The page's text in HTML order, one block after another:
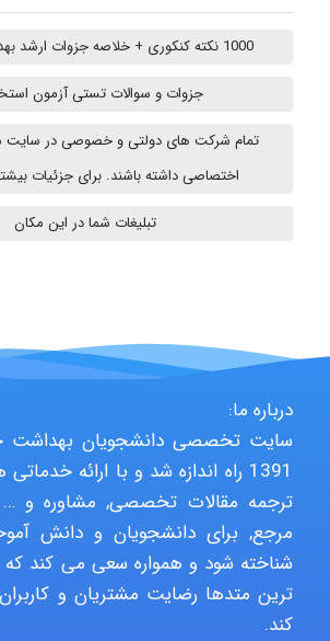
1000 نکته کنکوری + خلاصه جزوات ارشد بهداشت حرفه ای
جزوات و سوالات تستی آزمون
تمام شرکت های دولتی و خصوصی در سایت
اختصاصی داشته باشند. برای جزئیات
تبلیغات شما در این مکان
درباره ما:
سایت تخصصی دانشجویان بهداشت
1391 راه اندازه شد و با ارائه
ترجمه مقالات تخصصی, مشاوره و …
مرجع, برای دانشجویان و دانش
شناخته شود و همواره سعی می کند که
ترین متدها رضایت مشتریان و
کند.